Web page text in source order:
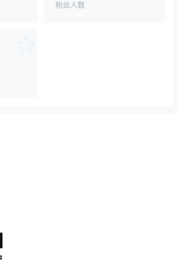
粉丝人数